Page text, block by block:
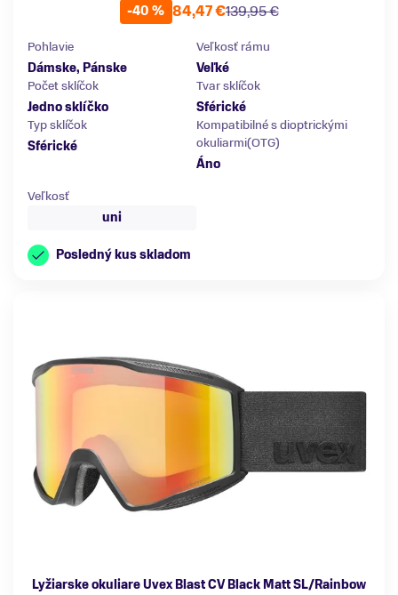
-40 % 139,95 €
84,47 €
Pohlavie
Dámske, Pánske
Veľkosť rámu
Veľké
Počet sklíčok
Jedno sklíčko
Tvar sklíčok
Sférické
Typ sklíčok
Sférické
Kompatibilné s dioptrickými
okuliarmi(OTG)
Áno
Veľkosť
uni
Posledný kus skladom
Lyžiarske okuliare Uvex Blast CV Black Matt SL/Rainbow